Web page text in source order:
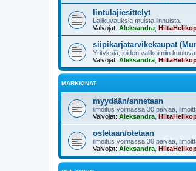
lintulajiesittelyt
Lajikuvauksia muista linnuista.
Valvojat: Aleksandra
siipikarjatarvikekaupat
Yrityksiä, joiden valikoimiin
Valvojat: Aleksandra
MARKKINAT
myydään/annetaan
ilmoitus voimassa 30 päivää,
Valvojat: Aleksandra
ostetaan/otetaan
ilmoitus voimassa 30 päivää,
Valvojat: Aleksandra